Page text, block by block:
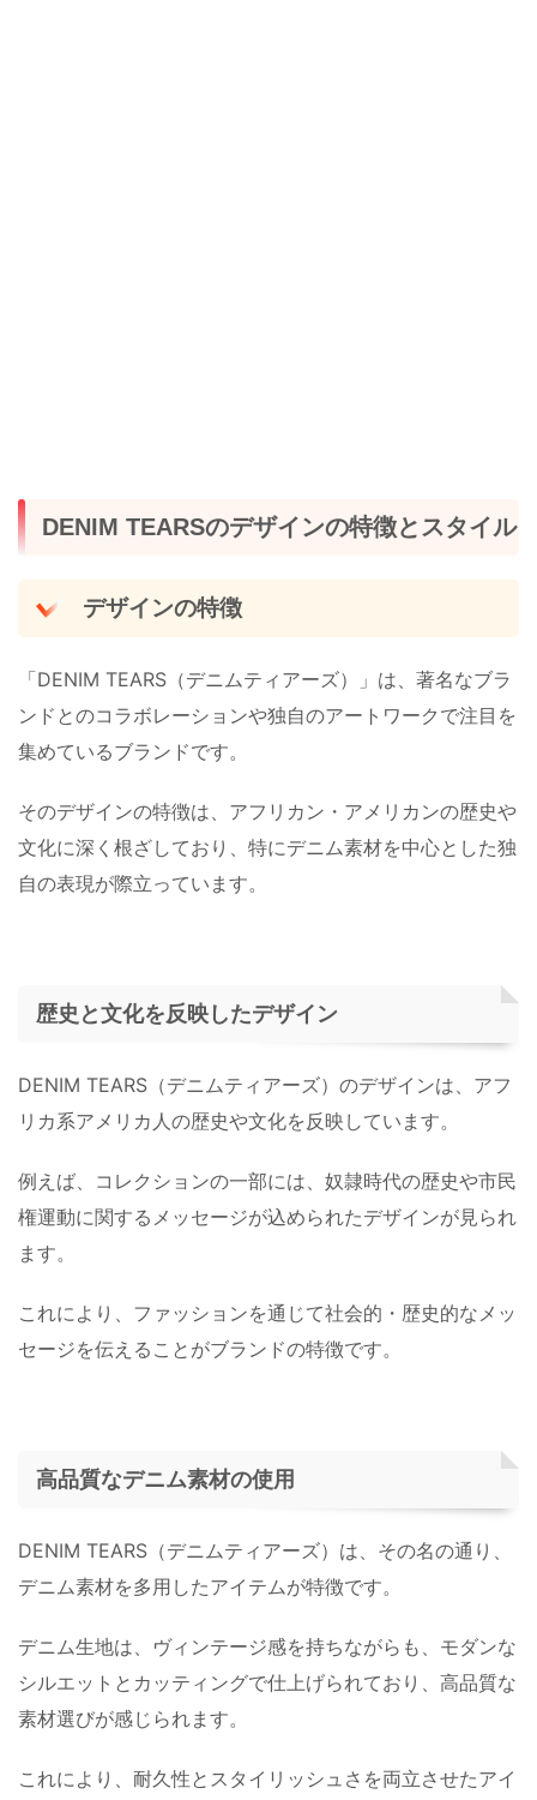
DENIM TEARSのデザインの特徴とスタイル
デザインの特徴
「DENIM TEARS（デニムティアーズ）」は、著名なブラ
ンドとのコラボレーションや独自のアートワークで注目を
集めているブランドです。
そのデザインの特徴は、アフリカン・アメリカンの歴史や
文化に深く根ざしており、特にデニム素材を中心とした独
自の表現が際立っています。
歴史と文化を反映したデザイン
DENIM TEARS（デニムティアーズ）のデザインは、アフ
リカ系アメリカ人の歴史や文化を反映しています。
例えば、コレクションの一部には、奴隷時代の歴史や市民
権運動に関するメッセージが込められたデザインが見られ
ます。
これにより、ファッションを通じて社会的・歴史的なメッ
セージを伝えることがブランドの特徴です。
高品質なデニム素材の使用
DENIM TEARS（デニムティアーズ）は、その名の通り、
デニム素材を多用したアイテムが特徴です。
デニム生地は、ヴィンテージ感を持ちながらも、モダンな
シルエットとカッティングで仕上げられており、高品質な
素材選びが感じられます。
これにより、耐久性とスタイリッシュさを両立させたアイ